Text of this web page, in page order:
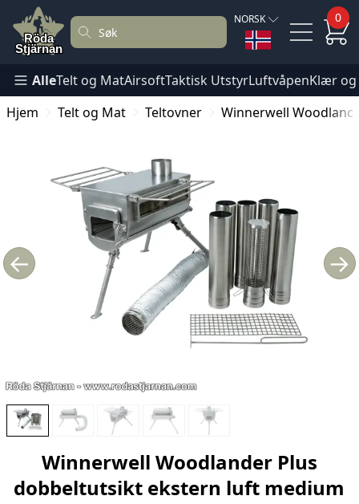
NORSK 0
AlleTelt og MatAirsoftTaktisk UtstyrLuftvåpenKlær
Hjem
Telt og Mat Teltovner Winnerwell
← →
Winnerwell Woodlander Plus
dobbeltutsikt ekstern luft medium